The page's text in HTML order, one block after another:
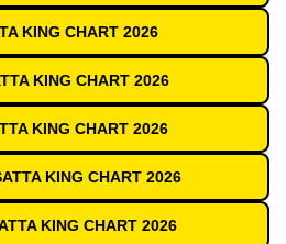
KING CHART 2026
KING CHART 2026
KING CHART 2026
KING CHART 2026
KING CHART 2026